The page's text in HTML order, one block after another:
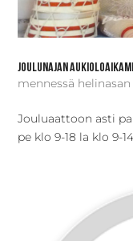
Joulunajan
mennessä helinasan
Jouluaattoon asti
pe klo 9-18 la klo 9-